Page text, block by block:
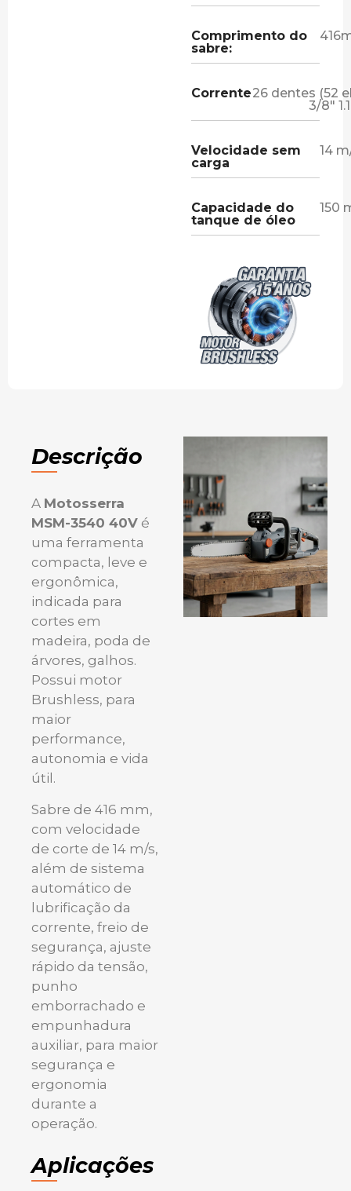
Comprimento do
sabre:
Corrente26 dentes (52
3/8"
Velocidade sem
carga
14
Capacidade do
tanque de óleo
150
Descrição
A Motosserra
MSM-3540 40V é
uma ferramenta
compacta, leve e
ergonômica,
indicada para
cortes em
madeira, poda de
árvores, galhos.
Possui motor
Brushless, para
maior
performance,
autonomia e vida
útil.
Sabre de 416 mm,
com velocidade
de corte de 14 m/s,
além de sistema
automático de
lubrificação da
corrente, freio de
segurança, ajuste
rápido da tensão,
punho
emborrachado e
empunhadura
auxiliar, para maior
segurança e
ergonomia
durante a
operação.
Aplicações